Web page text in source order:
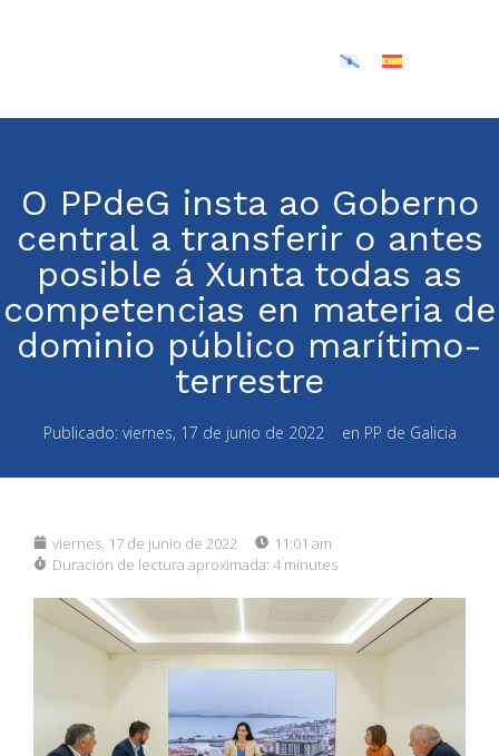
O PPdeG insta ao Goberno
central a transferir o antes
posible á Xunta todas as
competencias en materia de
dominio público marítimo-
terrestre
Publicado: viernes, 17 de junio de 2022 en PP de Galicia
viernes, 17 de junio de 2022
11:01 am
Duración de lectura aproximada: 4 minutes